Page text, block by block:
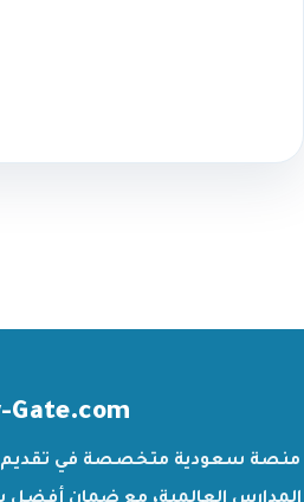
Gate.com
منصة سعودية متخصصة في تقديم